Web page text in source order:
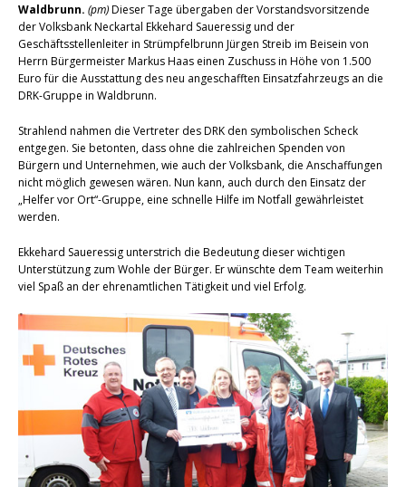
Waldbrunn. (pm)Dieser Tage übergaben der Vorstandsvorsitzende
der Volksbank Neckartal Ekkehard Saueressig und der
Geschäftsstellenleiter in Strümpfelbrunn Jürgen Streib im Beisein von
Herrn Bürgermeister Markus Haas einen Zuschuss in Höhe von 1.500
Euro für die Ausstattung des neu angeschafften Einsatzfahrzeugs an die
DRK-Gruppe in Waldbrunn.
Strahlend nahmen die Vertreter des DRK den symbolischen Scheck
entgegen. Sie betonten, dass ohne die zahlreichen Spenden von
Bürgern und Unternehmen, wie auch der Volksbank, die Anschaffungen
nicht möglich gewesen wären. Nun kann, auch durch den Einsatz der
„Helfer vor Ort“-Gruppe, eine schnelle Hilfe im Notfall gewährleistet
werden.
Ekkehard Saueressig unterstrich die Bedeutung dieser wichtigen
Unterstützung zum Wohle der Bürger. Er wünschte dem Team weiterhin
viel Spaß an der ehrenamtlichen Tätigkeit und viel Erfolg.